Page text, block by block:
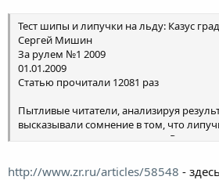
Тест шипы и липучки на льду: Казус
Сергей Мишин
За рулем №1 2009
01.01.2009
Статью прочитали 12081 раз
Пытливые читатели, анализируя
высказывали сомнение в том, что
оказываются лучше шиповок.
http://www.zr.ru/articles/58548 -